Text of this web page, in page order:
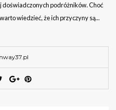
doświadczonych podróżników. Choć
wiedzieć, że ich przyczyny są...